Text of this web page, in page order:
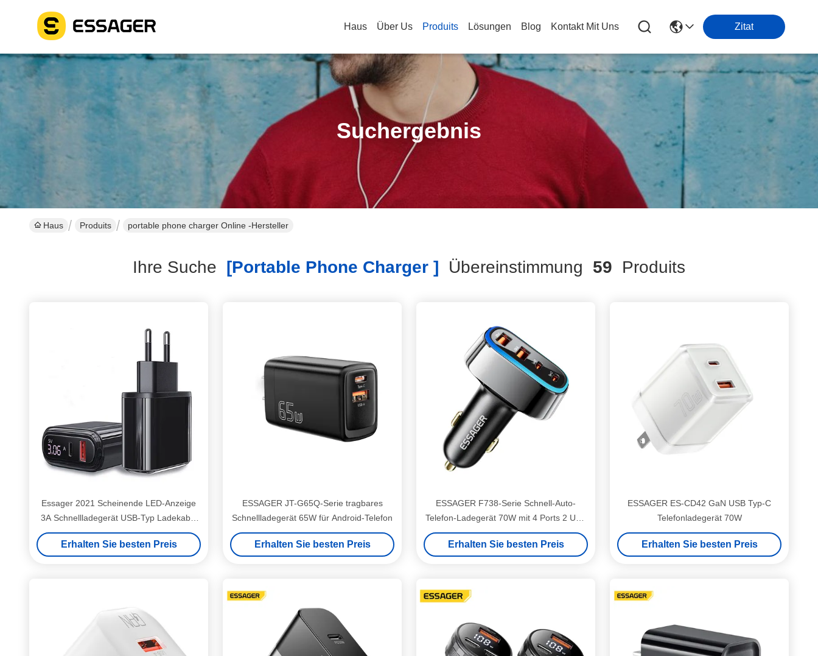
Haus Über Us Produits Lösungen Blog Kontakt Mit Uns Zitat
Suchergebnis
Haus Produits portable phone charger Online -Hersteller
Ihre Suche [portable Phone Charger ] Übereinstimmung 59 Produits
Essager 2021 Scheinende LED-Anzeige
3A Schnellladegerät USB-Typ Ladekabel
USB PD QC3.0 Handyladegerät
Erhalten Sie besten Preis
ESSAGER JT-G65Q-Serie tragbares
Schnellladegerät 65W für Android-Telefon
Erhalten Sie besten Preis
ESSAGER F738-Serie Schnell-Auto-
Telefon-Ladegerät 70W mit 4 Ports 2 USB
A 2 USB C
Erhalten Sie besten Preis
ESSAGER ES-CD42 GaN USB Typ-C
Telefonladegerät 70W
Erhalten Sie besten Preis